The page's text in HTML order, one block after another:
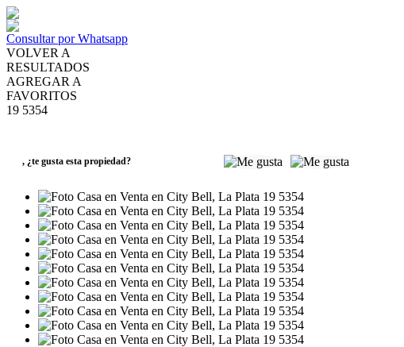
Consultar por Whatsapp
VOLVER A
RESULTADOS
AGREGAR A
FAVORITOS
19 5354
, ¿te gusta esta propiedad?